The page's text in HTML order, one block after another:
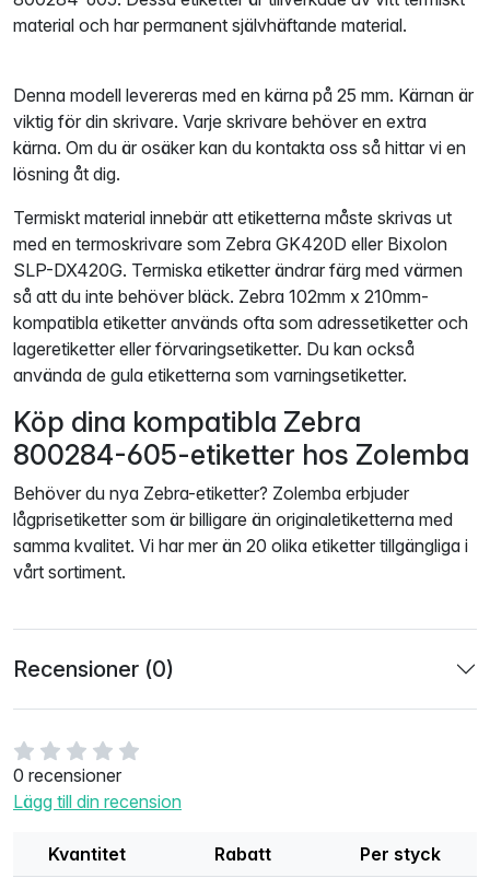
0 recensioner
Lägg till din recension
Kvantitet Rabatt Per styck
material och har permanent självhäftande material.
Denna modell levereras med en kärna på 25 mm. Kärnan är
viktig för din skrivare. Varje skrivare behöver en extra
kärna. Om du är osäker kan du kontakta oss så hittar vi en
lösning åt dig.
Termiskt material innebär att etiketterna måste skrivas ut
med en termoskrivare som Zebra GK420D eller Bixolon
SLP-DX420G. Termiska etiketter ändrar färg med värmen
så att du inte behöver bläck. Zebra 102mm x 210mm-
kompatibla etiketter används ofta som adressetiketter och
lageretiketter eller förvaringsetiketter. Du kan också
använda de gula etiketterna som varningsetiketter.
Köp dina kompatibla Zebra
800284-605-etiketter hos Zolemba
Behöver du nya Zebra-etiketter? Zolemba erbjuder
lågprisetiketter som är billigare än originaletiketterna med
samma kvalitet. Vi har mer än 20 olika etiketter tillgängliga i
vårt sortiment.
Recensioner (0)